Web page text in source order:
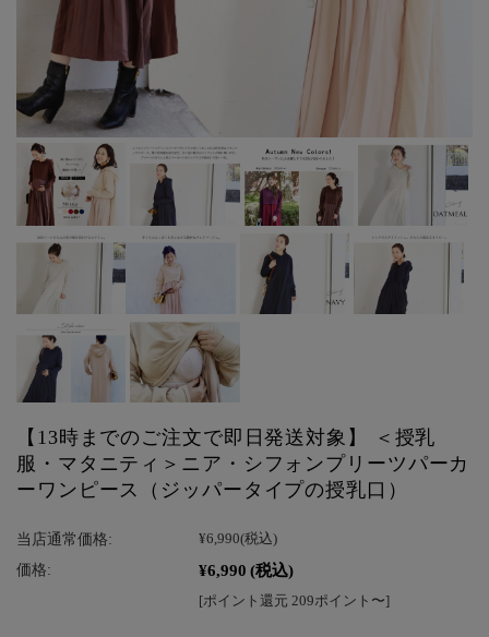
【13時までのご注文で即日発送対象】 ＜授乳
服・マタニティ＞ニア・シフォンプリーツパーカ
ーワンピース（ジッパータイプの授乳口）
当店通常価格: ¥6,990(税込)
価格: ¥6,990 (税込)
[ポイント還元 209ポイント〜]